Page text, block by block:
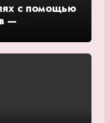
с помощью
—